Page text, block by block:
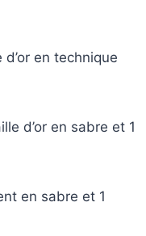
en technique
d’or en sabre et 1
en sabre et 1